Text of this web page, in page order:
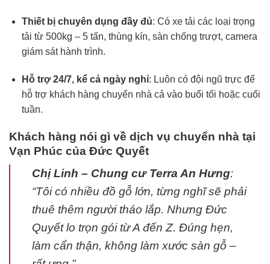
Thiết bị chuyên dụng đầy đủ: Có xe tải các loại trọng
tải từ 500kg – 5 tấn, thùng kín, sàn chống trượt, camera
giám sát hành trình.
Hỗ trợ 24/7, kể cả ngày nghỉ: Luôn có đội ngũ trực để
hỗ trợ khách hàng chuyển nhà cả vào buổi tối hoặc cuối
tuần.
Khách hàng nói gì về dịch vụ chuyển nhà tại
Vạn Phúc của Đức Quyết
Chị Linh – Chung cư Terra An Hưng:
“Tôi có nhiều đồ gỗ lớn, từng nghĩ sẽ phải
thuê thêm người tháo lắp. Nhưng Đức
Quyết lo trọn gói từ A đến Z. Đúng hẹn,
làm cẩn thận, không làm xước sàn gỗ –